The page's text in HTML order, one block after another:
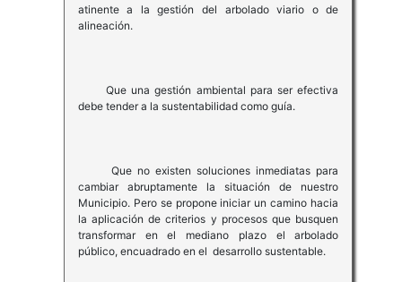
atinente a la gestión del arbolado viario o de
alineación.
Que una gestión ambiental para ser efectiva
debe tender a la sustentabilidad como guía.
Que no existen soluciones inmediatas para
cambiar abruptamente la situación de nuestro
Municipio. Pero se propone iniciar un camino hacia
la aplicación de criterios y procesos que busquen
transformar en el mediano plazo el arbolado
público, encuadrado en el desarrollo sustentable.